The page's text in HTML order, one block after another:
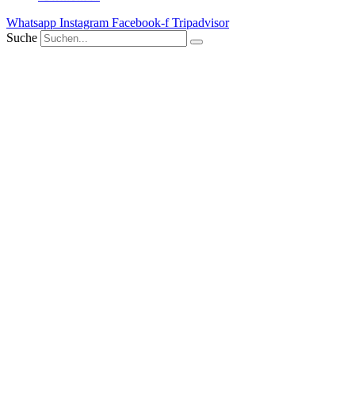
Whatsapp Instagram Facebook-f Tripadvisor
Suche